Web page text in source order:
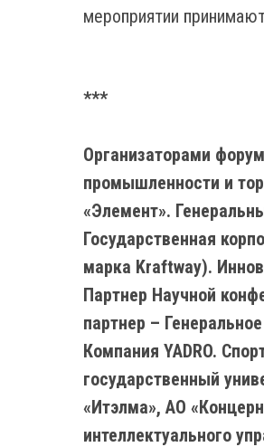
мероприятии
***
Организаторами
промышленности и
«Элемент».
Государственная
марка Kraftway).
Партнер Научной
партнер –
Компания YADRO.
государственный
«Итэлма», АО
интеллектуального